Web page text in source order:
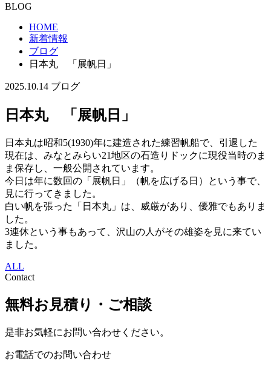
BLOG
HOME
新着情報
ブログ
日本丸 「展帆日」
2025.10.14 ブログ
日本丸 「展帆日」
日本丸は昭和5(1930)年に建造された練習帆船で、引退した
現在は、みなとみらい21地区の石造りドックに現役当時のま
ま保存し、一般公開されています。
今日は年に数回の「展帆日」（帆を広げる日）という事で、
見に行ってきました。
白い帆を張った「日本丸」は、威厳があり、優雅でもありま
した。
3連休という事もあって、沢山の人がその雄姿を見に来てい
ました。
ALL
Contact
無料お見積り・ご相談
是非お気軽にお問い合わせください。
お電話でのお問い合わせ